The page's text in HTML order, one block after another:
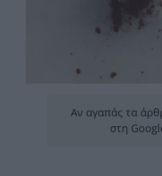
Αν αγαπάς τα
στη